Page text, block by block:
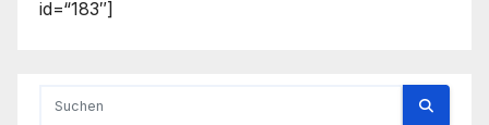
id=“183″]